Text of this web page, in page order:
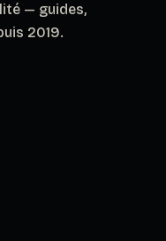
— guides,
2019.